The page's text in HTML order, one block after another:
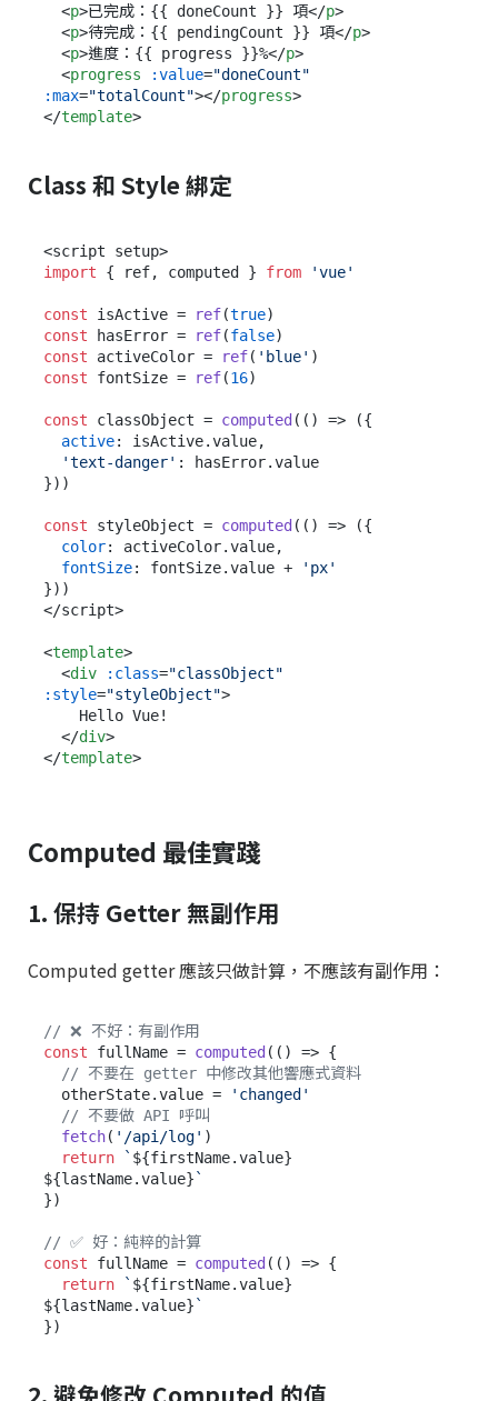
<p>已完成：{{ doneCount }} 項</p>
<p>待完成：{{ pendingCount }} 項</p>
<p>進度：{{ progress }}%</p>
<progress :value="doneCount"
:max="totalCount"></progress>
</template>
Class 和 Style 綁定
import { ref, computed } from 'vue'
const isActive = ref(true
const hasError = ref(false
const activeColor = ref( 'blue'
const fontSize = ref(16)
const classObject = computed( () => ({
active: isActive.value,
'text-danger' : hasError.value
}))
const styleObject = computed( () => ({
color: activeColor.value,
fontSize: fontSize.value +
'px'
}))
</script>
<template>
<div :class="classObject"
:style="styleObject">
</div>
</template>
Computed 最佳實踐
1. 保持 Getter 無副作用
Computed getter 應該只做計算，不應該有副作用：
// ❌ 不好：有副作用
const fullName = computed ( () => {
// 不要在 getter 中修改其他響應式資料
  otherState.
value =
'changed'
// 不要做 API 呼叫
fetch( '/api/log' )
return
` ${firstName.value}
${lastName.value} `
})
// ✅ 好：純粹的計算
const fullName = computed ( () => {
return
` ${firstName.value}
${lastName.value} `